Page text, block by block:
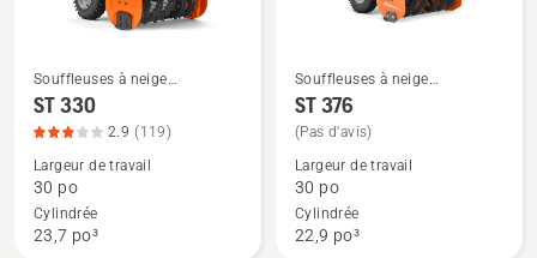
Voir
plus
de
détails
sur
ST 330,
Souffleuses à neige
résidentielles
ST 330
2.9 (119)
Largeur de travail
30 po
Cylindrée
23,7 po³
Voir
plus
de
détails
sur
ST 376
Souffleuses à neige
résidentielles
ST 376
(Pas d'avis)
Largeur de travail
30 po
Cylindrée
22,9 po³